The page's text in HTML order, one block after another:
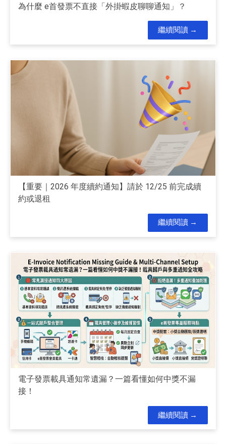
為什麼 e首發票不直接「外掛蝦皮聊聊通知」？
繼續閱讀
【重要｜2026 年度續約通知】請於 12/25 前完成續
約或退租
繼續閱讀
電子發票載具通知常遺漏？一篇看懂如何中獎不漏
接！
繼續閱讀